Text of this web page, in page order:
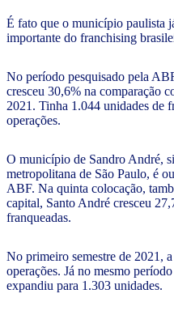
É fato que o município paulista
importante do franchising
No período pesquisado pela
cresceu 30,6% na comparação
2021. Tinha 1.044 unidades de
operações.
O município de Sandro André,
metropolitana de São Paulo, é
ABF. Na quinta colocação,
capital, Santo André cresceu
franqueadas.
No primeiro semestre de 2021,
operações. Já no mesmo
expandiu para 1.303 unidades.